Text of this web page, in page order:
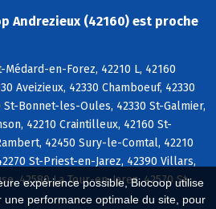
expérience possible, Biocoop utilise
performance optimale du site, pour
Andrezieux (42160) est proche
Médard-en-Forez, 42210 L, 42160
Aveizieux, 42330 Chamboeuf, 42330
St-Bonnet-les-Oules, 42330 St-Galmier,
42210 Craintilleux, 42160 St-
42450 Sury-le-Comtal, 42210
St-Priest-en-Jarez, 42390 Villars,
42580 La Tour-en-Jarez, 42570 St-